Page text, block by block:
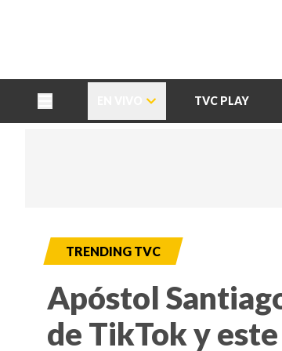
TVC PLAY
TRENDING TVC
Apóstol
de TikTok y